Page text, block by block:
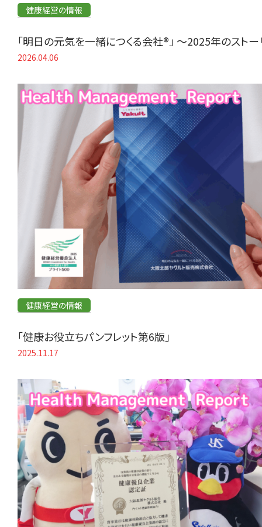
健康経営の情報
「明日の元気を一緒につくる会社®」 〜2025年のスト
2026.04.06
健康経営の情報
「健康お役立ちパンフレット第6版」
2025.11.17